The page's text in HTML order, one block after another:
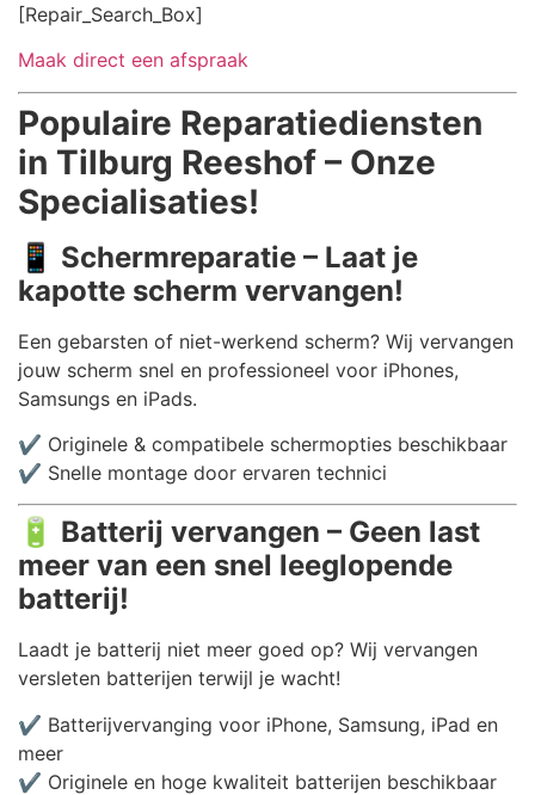
[Repair_Search_Box]
Maak direct een afspraak
Populaire Reparatiediensten
in Tilburg Reeshof – Onze
Specialisaties!
📱 Schermreparatie – Laat je
kapotte scherm vervangen!
Een gebarsten of niet-werkend scherm? Wij vervangen
jouw scherm snel en professioneel voor iPhones,
Samsungs en iPads.
✔️ Originele & compatibele schermopties beschikbaar
✔️ Snelle montage door ervaren technici
🔋 Batterij vervangen – Geen last
meer van een snel leeglopende
batterij!
Laadt je batterij niet meer goed op? Wij vervangen
versleten batterijen terwijl je wacht!
✔️ Batterijvervanging voor iPhone, Samsung, iPad en
meer
✔️ Originele en hoge kwaliteit batterijen beschikbaar